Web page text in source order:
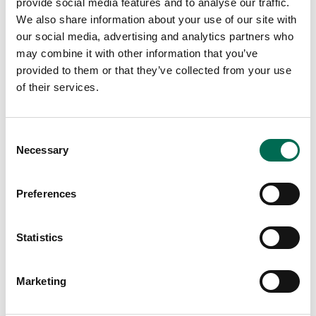
provide social media features and to analyse our traffic.
We also share information about your use of our site with
our social media, advertising and analytics partners who
may combine it with other information that you’ve
provided to them or that they’ve collected from your use
of their services.
Selection
Necessary
Preferences
Statistics
Marketing
Svartkål & spetskålsmix